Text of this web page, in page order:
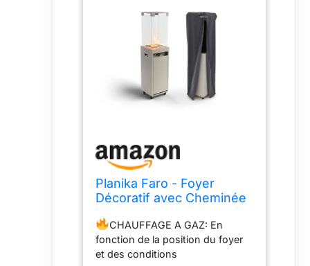
Planika Faro - Foyer
Décoratif avec Cheminée
de Terrasse au Gaz
Propane - Extérieur -
Portable - Minimaliste -
CHAUFFAGE A GAZ: En
fonction de la position du foyer
et des conditions